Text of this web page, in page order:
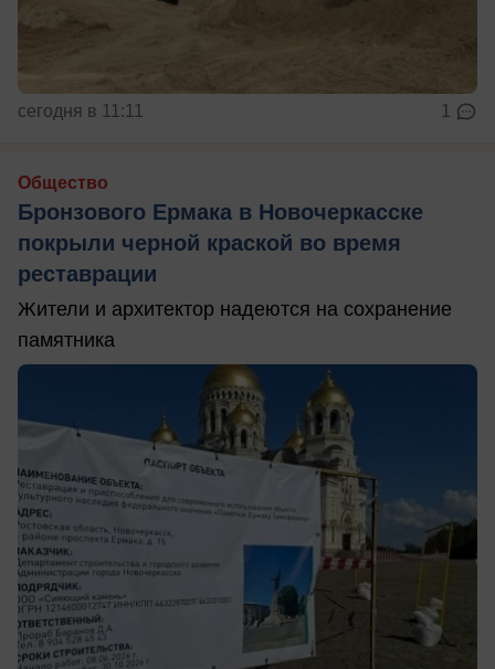
сегодня в 11:11 1
Общество
Бронзового Ермака в Новочеркасске
покрыли черной краской во время
реставрации
Жители и архитектор надеются на сохранение
памятника